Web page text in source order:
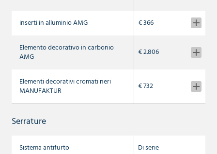
inserti in alluminio AMG € 366
Elemento decorativo in carbonio
AMG
€ 2.806
Elementi decorativi cromati neri
MANUFAKTUR
€ 732
Serrature
Sistema antifurto Di serie